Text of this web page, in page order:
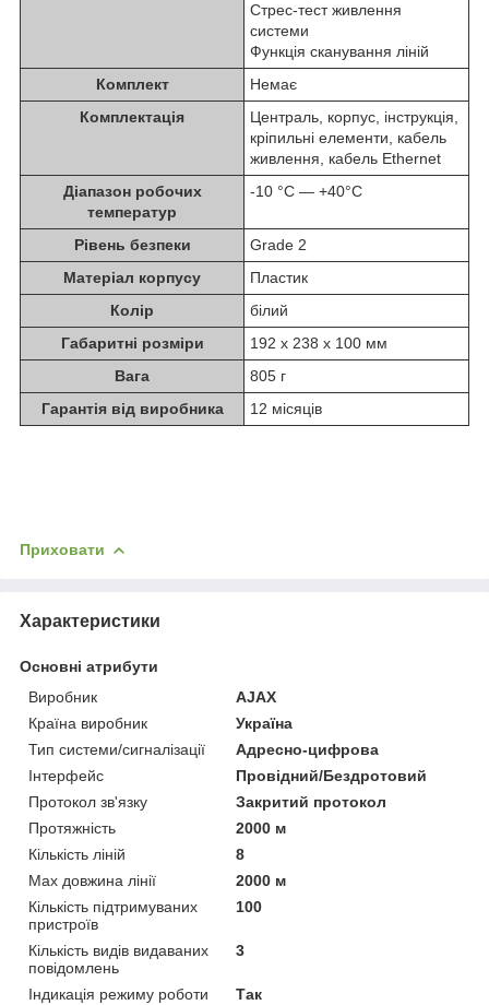
Стрес-тест живлення
системи
Функція сканування ліній
Комплект
Немає
Комплектація
Централь, корпус, інструкція,
кріпильні елементи, кабель
живлення, кабель Ethernet
Діапазон робочих
температур
-10 °C — +40°С
Рівень безпеки
Grade 2
Матеріал корпусу
Пластик
Колір
білий
Габаритні розміри
192 х 238 х 100 мм
Вага
805 г
Гарантія від виробника
12 місяців
Приховати
Характеристики
Основні атрибути
Виробник
AJAX
Країна виробник
Україна
Тип системи/сигналізації
Адресно-цифрова
Інтерфейс
Провідний/Бездротовий
Протокол зв'язку
Закритий протокол
Протяжність
2000 м
Кількість ліній
8
Max довжина лінії
2000 м
Кількість підтримуваних
пристроїв
100
Кількість видів видаваних
повідомлень
3
Індикація режиму роботи
Так